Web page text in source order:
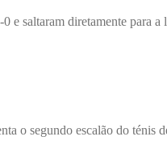
e saltaram diretamente para
o segundo escalão do ténis